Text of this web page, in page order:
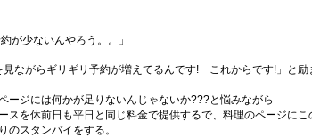
が少ないんやろう。。」
ながらギリギリ予約が増えてるんです! これからです!」と
ージには何かが足りないんじゃないか???と悩みながら
を休前日も平日と同じ料金で提供するで、料理のページにこ
のスタンバイをする。